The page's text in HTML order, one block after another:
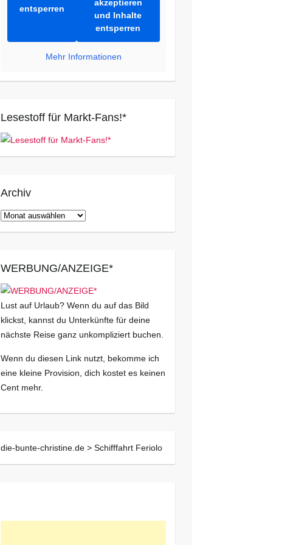
entsperren
akzeptieren
und Inhalte
entsperren
Mehr Informationen
Lesestoff für Markt-Fans!*
Archiv
Archiv
WERBUNG/ANZEIGE*
Lust auf Urlaub? Wenn du auf das Bild
klickst, kannst du Unterkünfte für deine
nächste Reise ganz unkompliziert buchen.
Wenn du diesen Link nutzt, bekomme ich
eine kleine Provision, dich kostet es keinen
Cent mehr.
die-bunte-christine.de > Schifffahrt Feriolo